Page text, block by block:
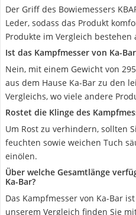
Der Griff des Bowiemessers
Leder, sodass das Produkt
Produkte im Vergleich
Ist das Kampfmesser von Ka-
Nein, mit einem Gewicht von
aus dem Hause Ka-Bar zu den
Vergleichs, wo viele andere
Rostet die Klinge des
Um Rost zu verhindern, sollten
feuchten sowie weichen Tuch
einölen.
Über welche Gesamtlänge
Ka-Bar?
Das Kampfmesser von Ka-Bar
unserem Vergleich finden Sie